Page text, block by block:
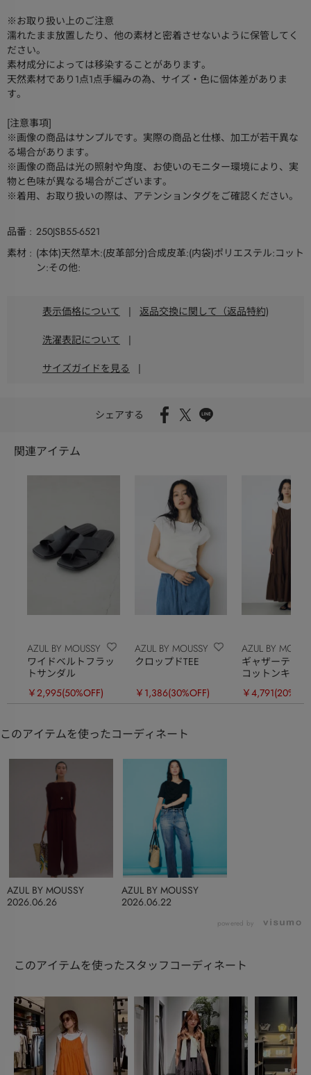
※お取り扱い上のご注意
濡れたまま放置したり、他の素材と密着させないように保管してく
ださい。
素材成分によっては移染することがあります。
天然素材であり1点1点手編みの為、サイズ・色に個体差がありま
す。
[注意事項]
※画像の商品はサンプルです。実際の商品と仕様、加工が若干異な
る場合があります。
※画像の商品は光の照射や角度、お使いのモニター環境により、実
物と色味が異なる場合がございます。
※着用、お取り扱いの際は、アテンションタグをご確認ください。
品番
250JSB55-6521
素材
(本体)天然草木:(皮革部分)合成皮革:(内袋)ポリエステル:コット
ン:その他:
表示価格について | 返品交換に関して（返品特約)
洗濯表記について |
サイズガイドを見る |
シェアする
関連アイテム
AZUL BY MOUSSY
ワイドベルトフラッ
トサンダル
￥2,995(50%OFF)
AZUL BY MOUSSY
クロップドTEE
￥1,386(30%OFF)
AZUL BY
ギャザーティ
コットンキャ
￥4,791
このアイテムを使ったコーディネート
2026.06.26
AZUL BY MOUSSY
2026.06.22
AZUL BY MOUSSY
powered by
このアイテムを使ったスタッフコーディネート